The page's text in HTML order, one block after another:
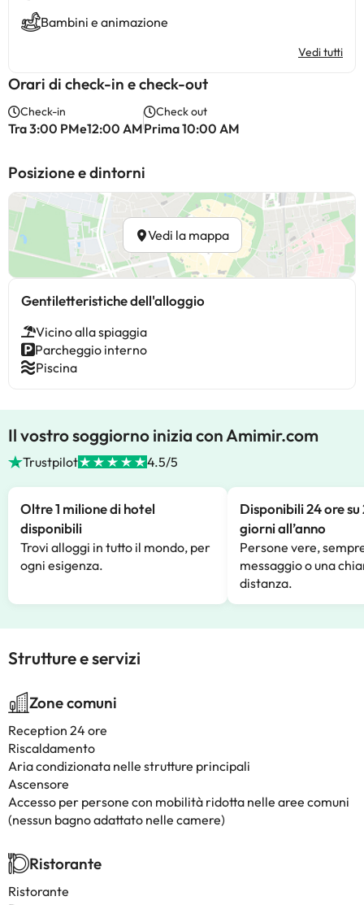
Bambini e animazione
Vedi tutti
Orari di check-in e check-out
Check-in
Tra 3:00 PMe12:00 AM
Check out
Prima 10:00 AM
Posizione e dintorni
Vedi la mappa
Gentiletteristiche dell'alloggio
Vicino alla spiaggia
Parcheggio interno
Piscina
Il vostro soggiorno inizia con Amimir.com
Trustpilot 4.5/5
Oltre 1 milione di hotel
disponibili
Trovi alloggi in tutto il mondo, per
ogni esigenza.
Disponibili 24 ore su
giorni all’anno
Persone vere,
messaggio o una
distanza.
Strutture e servizi
Zone comuni
Reception 24 ore
Riscaldamento
Aria condizionata nelle strutture principali
Ascensore
Accesso per persone con mobilità ridotta nelle aree comuni
(nessun bagno adattato nelle camere)
Ristorante
Ristorante